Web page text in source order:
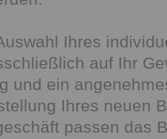
Ihres
auf Ihr
und ein
Ihres neuen
passen das